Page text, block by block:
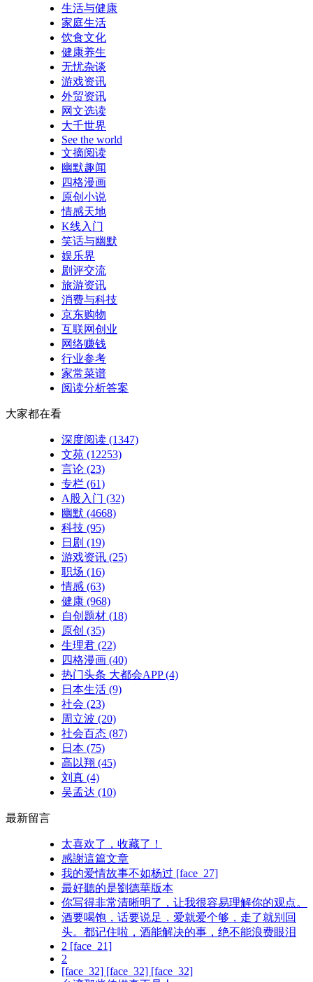
生活与健康
家庭生活
饮食文化
健康养生
无忧杂谈
游戏资讯
外贸资讯
网文选读
大千世界
See the world
文摘阅读
幽默趣闻
四格漫画
原创小说
情感天地
K线入门
笑话与幽默
娱乐界
剧评交流
旅游资讯
消费与科技
京东购物
互联网创业
网络赚钱
行业参考
家常菜谱
阅读分析答案
大家都在看
深度阅读 (1347)
文苑 (12253)
言论 (23)
专栏 (61)
A股入门 (32)
幽默 (4668)
科技 (95)
日剧 (19)
游戏资讯 (25)
职场 (16)
情感 (63)
健康 (968)
自创题材 (18)
原创 (35)
生理君 (22)
四格漫画 (40)
热门头条 大都会APP(4)
日本生活 (9)
社会 (23)
周立波 (20)
社会百态 (87)
日本 (75)
高以翔 (45)
刘真 (4)
吴孟达 (10)
最新留言
太喜欢了，收藏了！
感謝這篇文章
我的爱情故事不如杨过 [face_27]
最好聽的是劉德華版本
你写得非常清晰明了，让我很容易理解你的观点。
酒要喝饱，话要说足，爱就爱个够，走了就别回
头。都记住啦，酒能解决的事，绝不能浪费眼泪
2 [face_21]
2
[face_32] [face_32] [face_32]